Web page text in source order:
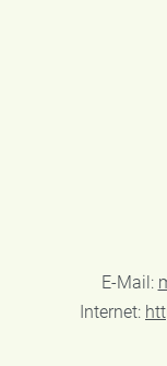
E-Mail:
Internet: